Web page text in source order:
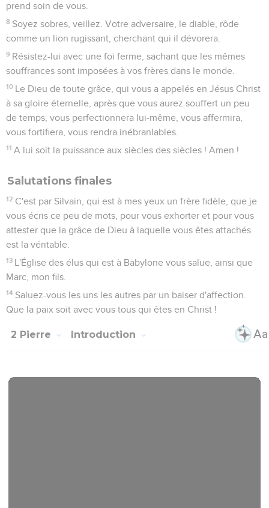
prend soin de vous.
8 Soyez sobres, veillez. Votre adversaire, le diable, rôde
comme un lion rugissant, cherchant qui il dévorera.
9 Résistez-lui avec une foi ferme, sachant que les mêmes
souffrances sont imposées à vos frères dans le monde.
10 Le Dieu de toute grâce, qui vous a appelés en Jésus Christ
à sa gloire éternelle, après que vous aurez souffert un peu
de temps, vous perfectionnera lui-même, vous affermira,
vous fortifiera, vous rendra inébranlables.
11 A lui soit la puissance aux siècles des siècles ! Amen !
Salutations finales
12 C'est par Silvain, qui est à mes yeux un frère fidèle, que je
vous écris ce peu de mots, pour vous exhorter et pour vous
attester que la grâce de Dieu à laquelle vous êtes attachés
est la véritable.
13 L'Église des élus qui est à Babylone vous salue, ainsi que
Marc, mon fils.
14 Saluez-vous les uns les autres par un baiser d'affection.
Que la paix soit avec vous tous qui êtes en Christ !
2 Pierre Introduction